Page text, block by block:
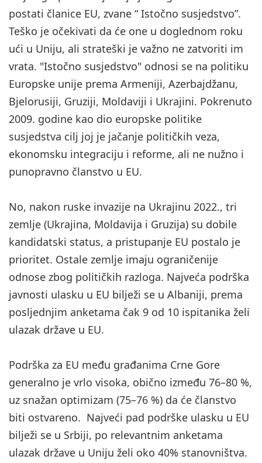
postati članice EU, zvane “ Istočno susjedstvo”.
Teško je očekivati da će one u doglednom roku
ući u Uniju, ali strateški je važno ne zatvoriti im
vrata. "Istočno susjedstvo" odnosi se na politiku
Europske unije prema Armeniji, Azerbajdžanu,
Bjelorusiji, Gruziji, Moldaviji i Ukrajini. Pokrenuto
2009. godine kao dio europske politike
susjedstva cilj joj je jačanje političkih veza,
ekonomsku integraciju i reforme, ali ne nužno i
punopravno članstvo u EU.
No, nakon ruske invazije na Ukrajinu 2022., tri
zemlje (Ukrajina, Moldavija i Gruzija) su dobile
kandidatski status, a pristupanje EU postalo je
prioritet. Ostale zemlje imaju ograničenije
odnose zbog političkih razloga. Najveća podrška
javnosti ulasku u EU bilježi se u Albaniji, prema
posljednjim anketama čak 9 od 10 ispitanika želi
ulazak države u EU.
Podrška za EU među građanima Crne Gore
generalno je vrlo visoka, obično između 76–80 %,
uz snažan optimizam (75–76 %) da će članstvo
biti ostvareno. Najveći pad podrške ulasku u EU
bilježi se u Srbiji, po relevantnim anketama
ulazak države u Uniju želi oko 40% stanovništva.